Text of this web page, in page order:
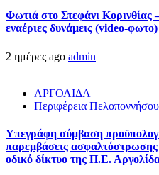
Φωτιά στο Στεφάνι Κορινθίας
εναέριες δυνάμεις (video-φωτο)
2 ημέρες ago admin
ΑΡΓΟΛΙΔΑ
Περιφέρεια Πελοποννήσου
Υπεγράφη σύμβαση
παρεμβάσεις ασφαλτόστρωσης
οδικό δίκτυο της Π.Ε.